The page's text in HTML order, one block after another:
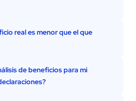
real es menor que el que
de beneficios para mi